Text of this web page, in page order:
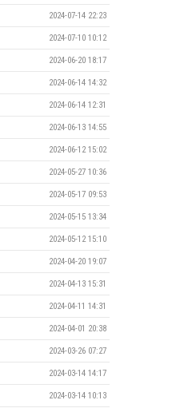
2024-07-14 22:23
2024-07-10 10:12
2024-06-20 18:17
2024-06-14 14:32
2024-06-14 12:31
2024-06-13 14:55
2024-06-12 15:02
2024-05-27 10:36
2024-05-17 09:53
2024-05-15 13:34
2024-05-12 15:10
2024-04-20 19:07
2024-04-13 15:31
2024-04-11 14:31
2024-04-01 20:38
2024-03-26 07:27
2024-03-14 14:17
2024-03-14 10:13